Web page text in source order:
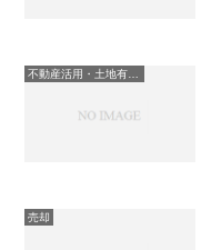
不動産活用・土地有効利用
売却